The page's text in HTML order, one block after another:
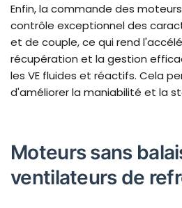
Enfin, la commande des
contrôle exceptionnel des
et de couple, ce qui rend
récupération et la gestion
les VE fluides et réactifs. Cela
d'améliorer la maniabilité et la
Moteurs sans
ventilateurs de